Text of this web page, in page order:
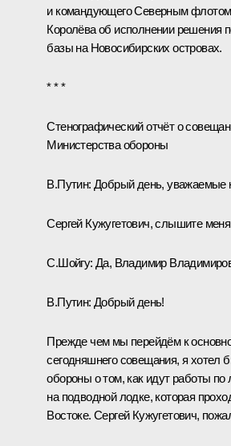
и командующего Северным
Королёва об исполнении решения
базы на Новосибирских островах.
* * *
Стенографический отчёт о
Министерства обороны
В.Путин: Добрый день, уважаемые
Сергей Кужугетович, слышите
С.Шойгу: Да, Владимир
В.Путин: Добрый день!
Прежде чем мы перейдём к
сегодняшнего совещания, я хотел
обороны о том, как идут работы по
на подводной лодке, которая
Востоке. Сергей Кужугетович,